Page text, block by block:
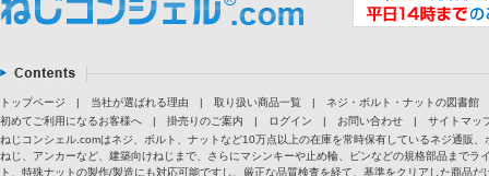
トップページ | 当社が選ばれる理由 | 取り扱い商品一覧 |
ネジ・ボルト・ナットの図書館
初めてご利用になるお客様へ
| 掛売りのご案内 | ログイン | お問い合わせ |
サイトマッ
ねじコンシェル.comはネジ、ボルト、ナットなど10万点以上の在庫を常時保有しているネジ通販
ねじ、アンカーなど、建築向けねじまで、さらにマシンキーや止め輪、ピンなどの規格部品まで
ト、特殊ナットの製作/製造にも対応可能ですし、厳正な品質検査を経て、基準をクリアした商品